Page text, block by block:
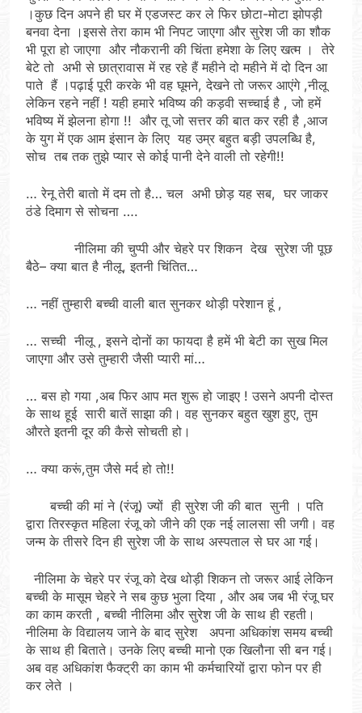
।कुछ दिन अपने ही घर में एडजस्ट कर ले फिर छोटा-मोटा झोपड़ी
बनवा देना ।इससे तेरा काम भी निपट जाएगा और सुरेश जी का शौक
भी पूरा हो जाएगा और नौकरानी की चिंता हमेशा के लिए खत्म । तेरे
बेटे तो अभी से छात्रावास में रह रहे हैं महीने दो महीने में दो दिन आ
पाते हैं ।पढ़ाई पूरी करके भी वह घूमने, देखने तो जरूर आएंगे ,नीलू
लेकिन रहने नहीं ! यही हमारे भविष्य की कड़वी सच्चाई है , जो हमें
भविष्य में झेलना होगा !! और तू जो सत्तर की बात कर रही है ,आज
के युग में एक आम इंसान के लिए यह उम्र बहुत बड़ी उपलब्धि है,
सोच तब तक तुझे प्यार से कोई पानी देने वाली तो रहेगी!!
… रेनू तेरी बातो में दम तो है… चल अभी छोड़ यह सब, घर जाकर
ठंडे दिमाग से सोचना ….
नीलिमा की चुप्पी और चेहरे पर शिकन देख सुरेश जी पूछ
बैठे– क्या बात है नीलू, इतनी चिंतित…
… नहीं तुम्हारी बच्ची वाली बात सुनकर थोड़ी परेशान हूं ,
… सच्ची नीलू , इसने दोनों का फायदा है हमें भी बेटी का सुख मिल
जाएगा और उसे तुम्हारी जैसी प्यारी मां…
… बस हो गया ,अब फिर आप मत शुरू हो जाइए ! उसने अपनी दोस्त
के साथ हूई सारी बातें साझा की। वह सुनकर बहुत खुश हुए, तुम
औरते इतनी दूर की कैसे सोचती हो।
… क्या करूं,तुम जैसे मर्द हो तो!!
बच्ची की मां ने (रंजू) ज्यों ही सुरेश जी की बात सुनी । पति
द्वारा तिरस्कृत महिला रंजू को जीने की एक नई लालसा सी जगी। वह
जन्म के तीसरे दिन ही सुरेश जी के साथ अस्पताल से घर आ गई।
नीलिमा के चेहरे पर रंजू को देख थोड़ी शिकन तो जरूर आई लेकिन
बच्ची के मासूम चेहरे ने सब कुछ भुला दिया , और अब जब भी रंजू घर
का काम करती , बच्ची नीलिमा और सुरेश जी के साथ ही रहती।
नीलिमा के विद्यालय जाने के बाद सुरेश अपना अधिकांश समय बच्ची
के साथ ही बिताते। उनके लिए बच्ची मानो एक खिलौना सी बन गई।
अब वह अधिकांश फैक्ट्री का काम भी कर्मचारियों द्वारा फोन पर ही
कर लेते ।